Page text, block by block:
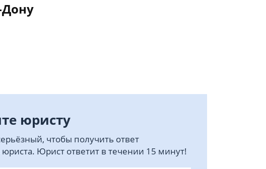
юристу
чтобы получить ответ
Юрист ответит в течении 15 минут!